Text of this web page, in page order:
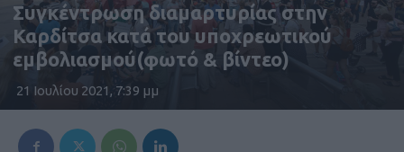
Συγκέντρωση διαμαρτυρίας στην
Καρδίτσα κατά του υποχρεωτικού
εμβολιασμού(φωτό & βίντεο)
21 Ιουλίου 2021, 7:39 μμ